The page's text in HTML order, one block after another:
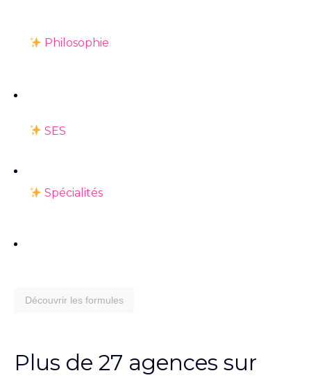
Philosophie
SES
Spécialités
Découvrir les formules
Plus de 27 agences sur